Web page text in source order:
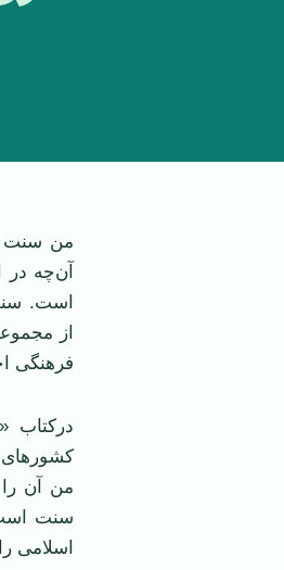
من سنت
آن‌چه در
است.
از
فرهنگی
درکتاب
کشورهای
من آن
سنت
اسلامی